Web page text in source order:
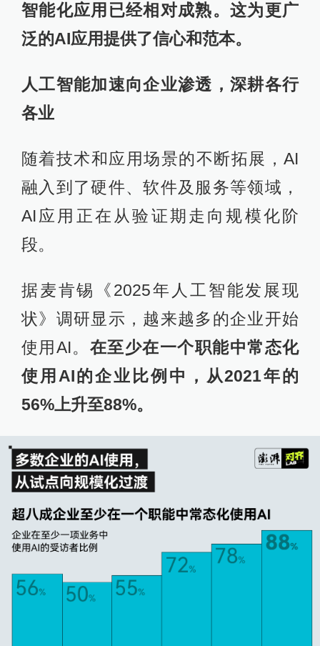
智能化应用已经相对成熟。这为更广
泛的AI应用提供了信心和范本。
人工智能加速向企业渗透，深耕各行
各业
随着技术和应用场景的不断拓展，AI
融入到了硬件、软件及服务等领域，
AI应用正在从验证期走向规模化阶
段。
据麦肯锡《2025年人工智能发展现
状》调研显示，越来越多的企业开始
使用AI。 在至少在一个职能中常态化
使用AI的企业比例中，从2021年的
56%上升至88%。